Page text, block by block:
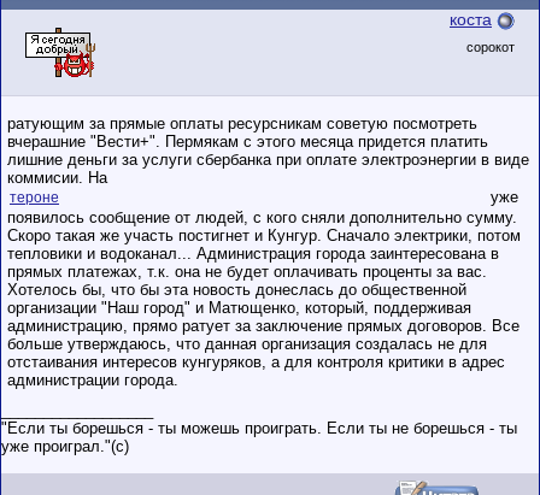
коста
сорокот
ратующим за прямые оплаты ресурсникам советую посмотреть
вчерашние "Вести+". Пермякам с этого месяца придется платить
лишние деньги за услуги сбербанка при оплате электроэнергии в виде
коммисии. На
тероне
уже
появилось сообщение от людей, с кого сняли дополнительно сумму.
Скоро такая же участь постигнет и Кунгур. Сначало электрики, потом
тепловики и водоканал... Администрация города заинтересована в
прямых платежах, т.к. она не будет оплачивать проценты за вас.
Хотелось бы, что бы эта новость донеслась до общественной
организации "Наш город" и Матющенко, который, поддерживая
администрацию, прямо ратует за заключение прямых договоров. Все
больше утверждаюсь, что данная организация создалась не для
отстаивания интересов кунгуряков, а для контроля критики в адрес
администрации города.
"Если ты борешься - ты можешь проиграть. Если ты не борешься - ты
уже проиграл."(c)